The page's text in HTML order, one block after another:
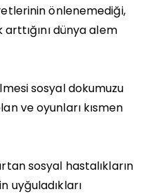
önlenemediği,
dünya alem
sosyal dokumuzu
ve oyunları kısmen
sosyal hastalıkların
uyğuladıkları